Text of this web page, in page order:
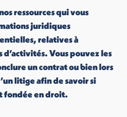
ressources qui vous
juridiques
relatives à
Vous pouvez les
un contrat ou bien lors
litige afin de savoir si
fondée en droit.